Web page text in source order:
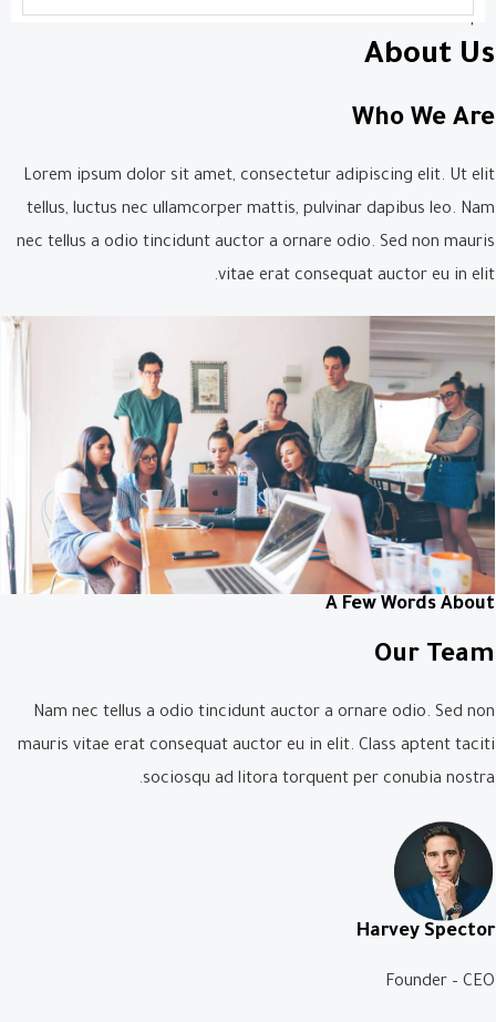
'
About Us
Who We Are​
Lorem ipsum dolor sit amet, consectetur adipiscing elit. Ut elit
tellus, luctus nec ullamcorper mattis, pulvinar dapibus leo. Nam
nec tellus a odio tincidunt auctor a ornare odio. Sed non mauris
vitae erat consequat auctor eu in elit.​
A Few Words About​
Our Team
Nam nec tellus a odio tincidunt auctor a ornare odio. Sed non
mauris vitae erat consequat auctor eu in elit. Class aptent taciti
sociosqu ad litora torquent per conubia nostra.
Harvey Spector
Founder – CEO